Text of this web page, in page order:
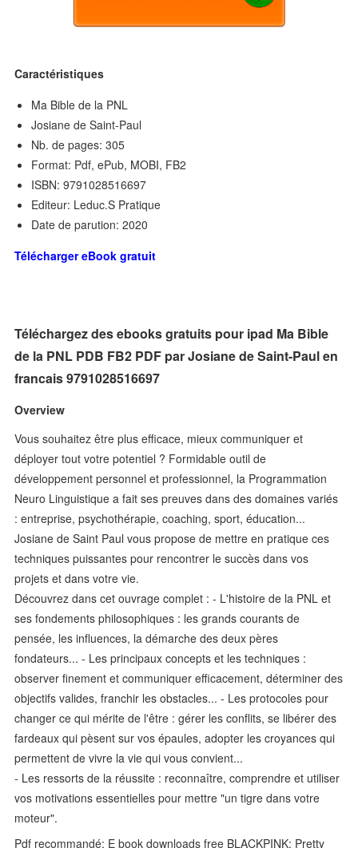
Caractéristiques
Ma Bible de la PNL
Josiane de Saint-Paul
Nb. de pages: 305
Format: Pdf, ePub, MOBI, FB2
ISBN: 9791028516697
Editeur: Leduc.S Pratique
Date de parution: 2020
Télécharger eBook gratuit
Téléchargez des ebooks gratuits pour ipad Ma Bible
de la PNL PDB FB2 PDF par Josiane de Saint-Paul en
francais 9791028516697
Overview
Vous souhaitez être plus efficace, mieux communiquer et
déployer tout votre potentiel ? Formidable outil de
développement personnel et professionnel, la Programmation
Neuro Linguistique a fait ses preuves dans des domaines variés
: entreprise, psychothérapie, coaching, sport, éducation...
Josiane de Saint Paul vous propose de mettre en pratique ces
techniques puissantes pour rencontrer le succès dans vos
projets et dans votre vie.
Découvrez dans cet ouvrage complet : - L'histoire de la PNL et
ses fondements philosophiques : les grands courants de
pensée, les influences, la démarche des deux pères
fondateurs... - Les principaux concepts et les techniques :
observer finement et communiquer efficacement, déterminer des
objectifs valides, franchir les obstacles... - Les protocoles pour
changer ce qui mérite de l'être : gérer les conflits, se libérer des
fardeaux qui pèsent sur vos épaules, adopter les croyances qui
permettent de vivre la vie qui vous convient...
- Les ressorts de la réussite : reconnaître, comprendre et utiliser
vos motivations essentielles pour mettre "un tigre dans votre
moteur".
Pdf recommandé: E book downloads free BLACKPINK: Pretty